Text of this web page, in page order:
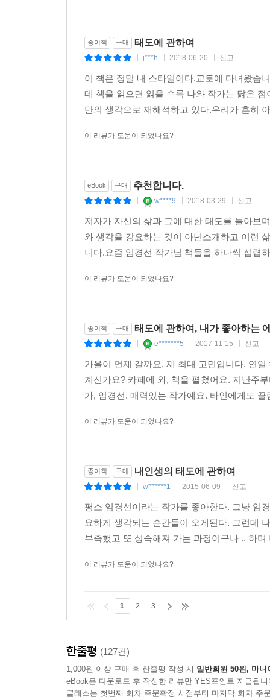
종이책 구매 태도에 관하여
j***h 2018-06-20 신고
이 책은 정말 내 스타일이다.교토에 다녀왔습
데 책을 읽으면 읽을 수록 나와 작가는 닮은
만의 생각으로 재해석하고 있다.우리가 흔히
이 리뷰가 도움이 되었나요?
eBook 구매 추천합니다.
w****9 2018-03-29 신고
저자가 자신의 삶과 그에 대한 태도를 돌아보
와 생각을 강요하는 것이 아닌소개하고 이런
니다.요즘 임경선 작가님 책들을 하나씩 섭렵
이 리뷰가 도움이 되었나요?
종이책 구매 태도에 관하여, 내가 좋아하는
e*******5 2017-11-15 신고
가을이 언제 갈까요. 제 최대 고민입니다. 연
계신가요? 카페에 와, 책을 펼쳤어요. 지난주
가, 임경선. 매력있는 작가예요. 타인에게도
이 리뷰가 도움이 되었나요?
종이책 구매 내인생의 태도에 관하여
w******1 2015-06-09 신고
평소 임경선이라는 작가를 좋아한다. 그냥 임
요하게 생각되는 순간들이 오게된다. 그런데
부족했고 또 성숙해져 가는 과정이구나 .. 하
이 리뷰가 도움이 되었나요?
1 2 3
한줄평 (127건)
1,000원 이상 구매 후 한줄평 작성 시 일반회원 50원, 마니
eBook은 다운로드 후 작성한 리뷰만 YES포인트 지급됩니
클래스는 첫번째 회차 주문확정 시점부터 마지막 회차 주